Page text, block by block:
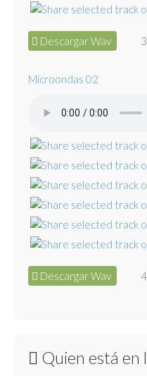
Descargar Wav
Microondas 02
Descargar Wav
Quien está en